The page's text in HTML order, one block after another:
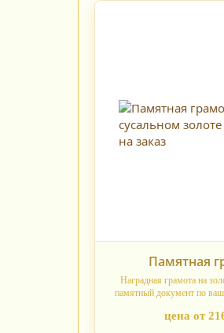
Памятная
Наградная грамота на
памятный документ по
цена от